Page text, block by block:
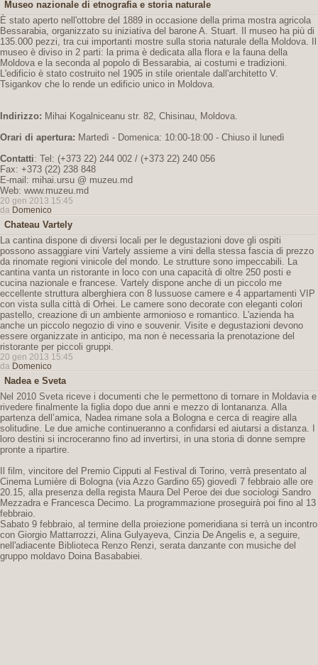
Museo nazionale di etnografia e storia naturale
È stato aperto nell'ottobre del 1889 in occasione della prima mostra agricola
Bessarabia, organizzato su iniziativa del barone A. Stuart. Il museo ha più di
135.000 pezzi, tra cui importanti mostre sulla storia naturale della Moldova. Il
museo è diviso in 2 parti: la prima è dedicata alla flora e la fauna della
Moldova e la seconda al popolo di Bessarabia, ai costumi e tradizioni.
L'edificio è stato costruito nel 1905 in stile orientale dall'architetto V.
Tsigankov che lo rende un edificio unico in Moldova.
Indirizzo: Mihai Kogalniceanu str. 82, Chisinau, Moldova.
Orari di apertura: Martedì - Domenica: 10:00-18:00 - Chiuso il lunedì
Contatti: Tel: (+373 22) 244 002 / (+373 22) 240 056
Fax: +373 (22) 238 848
E-mail: mihai.ursu @ muzeu.md
Web: www.muzeu.md
20 gen 2013 15:45
da Domenico
Chateau Vartely
La cantina dispone di diversi locali per le degustazioni dove gli ospiti
possono assaggiare vini Vartely assieme a vini della stessa fascia di prezzo
da rinomate regioni vinicole del mondo. Le strutture sono impeccabili. La
cantina vanta un ristorante in loco con una capacità di oltre 250 posti e
cucina nazionale e francese. Vartely dispone anche di un piccolo me
eccellente struttura alberghiera con 8 lussuose camere e 4 appartamenti VIP
con vista sulla città di Orhei. Le camere sono decorate con eleganti colori
pastello, creazione di un ambiente armonioso e romantico. L'azienda ha
anche un piccolo negozio di vino e souvenir. Visite e degustazioni devono
essere organizzate in anticipo, ma non è necessaria la prenotazione del
ristorante per piccoli gruppi.
20 gen 2013 15:45
da Domenico
Nadea e Sveta
Nel 2010 Sveta riceve i documenti che le permettono di tornare in Moldavia e
rivedere finalmente la figlia dopo due anni e mezzo di lontananza. Alla
partenza dell’amica, Nadea rimane sola a Bologna e cerca di reagire alla
solitudine. Le due amiche continueranno a confidarsi ed aiutarsi a distanza. I
loro destini si incroceranno fino ad invertirsi, in una storia di donne sempre
pronte a ripartire.
Il film, vincitore del Premio Cipputi al Festival di Torino, verrà presentato al
Cinema Lumière di Bologna (via Azzo Gardino 65) giovedì 7 febbraio alle ore
20.15, alla presenza della regista Maura Del Peroe dei due sociologi Sandro
Mezzadra e Francesca Decimo. La programmazione proseguirà poi fino al 13
febbraio.
Sabato 9 febbraio, al termine della proiezione pomeridiana si terrà un incontro
con Giorgio Mattarrozzi, Alina Gulyayeva, Cinzia De Angelis e, a seguire,
nell'adiacente Biblioteca Renzo Renzi, serata danzante con musiche del
gruppo moldavo Doina Basababiei.